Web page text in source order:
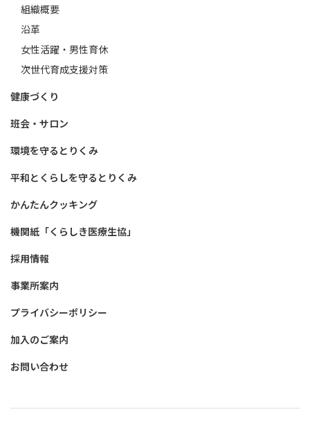
組織概要
沿革
女性活躍・男性育休
次世代育成支援対策
健康づくり
班会・サロン
環境を守るとりくみ
平和とくらしを守るとりくみ
かんたんクッキング
機関紙「くらしき医療生協」
採用情報
事業所案内
プライバシーポリシー
加入のご案内
お問い合わせ